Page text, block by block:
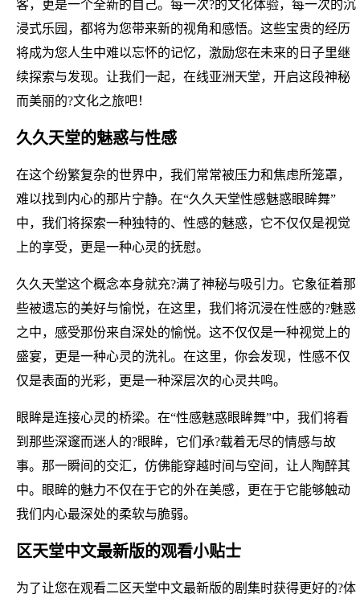
客，更是一个全新的自己。每一次?的文化体验，每一次的沉
浸式乐园，都将为您带来新的视角和感悟。这些宝贵的经历
将成为您人生中难以忘怀的记忆，激励您在未来的日子里继
续探索与发现。让我们一起，在线亚洲天堂，开启这段神秘
而美丽的?文化之旅吧！
久久天堂的魅惑与性感
在这个纷繁复杂的世界中，我们常常被压力和焦虑所笼罩，
难以找到内心的那片宁静。在“久久天堂性感魅惑眼眸舞”
中，我们将探索一种独特的、性感的魅惑，它不仅仅是视觉
上的享受，更是一种心灵的抚慰。
久久天堂这个概念本身就充?满了神秘与吸引力。它象征着那
些被遗忘的美好与愉悦，在这里，我们将沉浸在性感的?魅惑
之中，感受那份来自深处的愉悦。这不仅仅是一种视觉上的
盛宴，更是一种心灵的洗礼。在这里，你会发现，性感不仅
仅是表面的光彩，更是一种深层次的心灵共鸣。
眼眸是连接心灵的桥梁。在“性感魅惑眼眸舞”中，我们将看
到那些深邃而迷人的?眼眸，它们承?载着无尽的情感与故
事。那一瞬间的交汇，仿佛能穿越时间与空间，让人陶醉其
中。眼眸的魅力不仅在于它的外在美感，更在于它能够触动
我们内心最深处的柔软与脆弱。
区天堂中文最新版的观看小贴士
为了让您在观看二区天堂中文最新版的剧集时获得更好的?体